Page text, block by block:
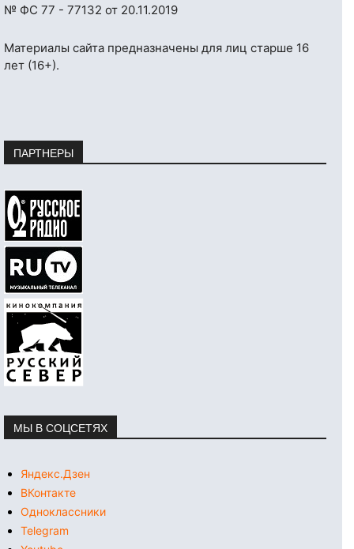
№ ФС 77 - 77132 от 20.11.2019
Материалы сайта предназначены для лиц старше 16
лет (16+).
ПАРТНЕРЫ
МЫ В СОЦСЕТЯХ
Яндекс.Дзен
ВКонтакте
Одноклассники
Telegram